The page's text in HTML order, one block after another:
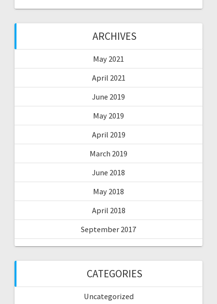
ARCHIVES
May 2021
April 2021
June 2019
May 2019
April 2019
March 2019
June 2018
May 2018
April 2018
September 2017
CATEGORIES
Uncategorized